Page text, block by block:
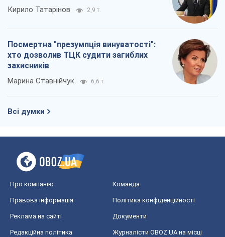
Кирило Татарінов 2,9 т.
Посмертна "презумпція винуватості":
хто дозволив ТЦК судити загиблих
захисників
Марина Ставнійчук 6,6 т.
Всі думки
Про компанію Команда
Правова інформація Політика конфіденційності
Реклама на сайті Документи
Редакційна політика
Журналісти OBOZ.UA на місці